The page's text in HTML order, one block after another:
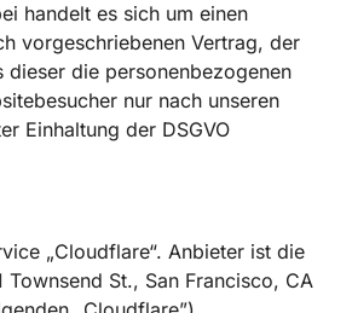
handelt es sich um einen
vorgeschriebenen Vertrag, der
dieser die personenbezogenen
nur nach unseren
Einhaltung der DSGVO
„Cloudflare“. Anbieter ist die
Townsend St., San Francisco, CA